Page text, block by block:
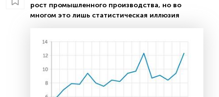
рост промышленного производства, но во
многом это лишь статистическая иллюзия